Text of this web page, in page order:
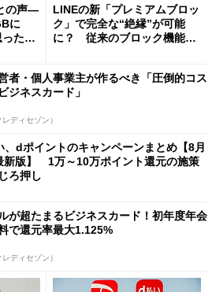
の声―
に
った」
LINEの新「プレミアムブロッ
ク」で完全な“絶縁”が可能
に？ 従来のブロック機能と
者・個人事業主が作るべき「圧倒的コス
ジネスカード」
ディセゾン）
、dポイントのキャンペーンまとめ【8月
新版】 1万～10万ポイント還元の施策
ろ押し
が超たまるビジネスカード！初年度年会
で還元率最大1.125%
ディセゾン）